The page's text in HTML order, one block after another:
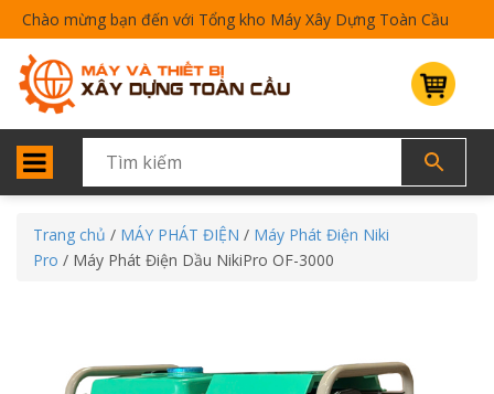
Chào mừng bạn đến với Tổng kho Máy Xây Dựng Toàn Cầu
Trang chủ / MÁY PHÁT ĐIỆN / Máy Phát Điện Niki
Pro / Máy Phát Điện Dầu NikiPro OF-3000